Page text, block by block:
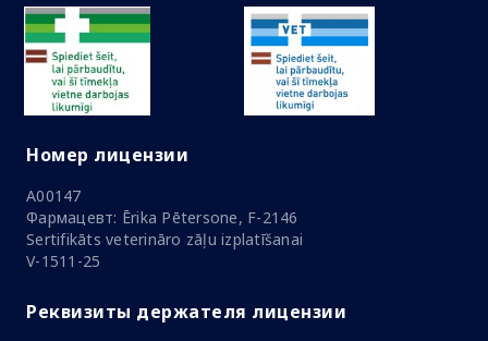
Номер лицензии
A00147
Фармацевт: Ērika Pētersone, F-2146
Sertifikāts veterināro zāļu izplatīšanai
V-1511-25
Реквизиты держателя лицензии